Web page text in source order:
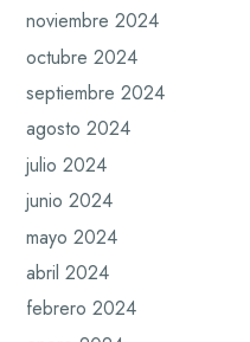
noviembre 2024
octubre 2024
septiembre 2024
agosto 2024
julio 2024
junio 2024
mayo 2024
abril 2024
febrero 2024